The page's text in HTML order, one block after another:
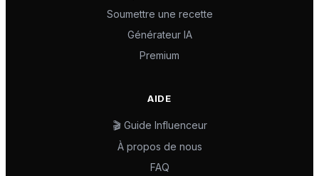
Soumettre une recette
Générateur IA
Premium
AIDE
🎬 Guide Influenceur
À propos de nous
FAQ